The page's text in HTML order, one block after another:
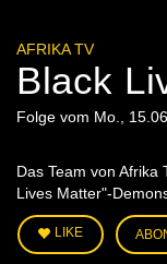
AFRIKA TV
Black
Folge vom Mo.,
Das Team von
Lives Matter"-
LIKE